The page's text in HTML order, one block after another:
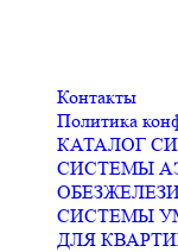
Контакты
Политика
КАТАЛОГ
СИСТЕМЫ
СИСТЕМЫ
ДЛЯ